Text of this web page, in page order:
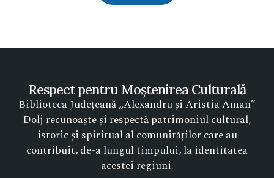
Respect pentru Moștenirea Culturală
Biblioteca Județeană „Alexandru și Aristia Aman”
Dolj recunoaște și respectă patrimoniul cultural,
istoric și spiritual al comunităților care au
contribuit, de-a lungul timpului, la identitatea
acestei regiuni.